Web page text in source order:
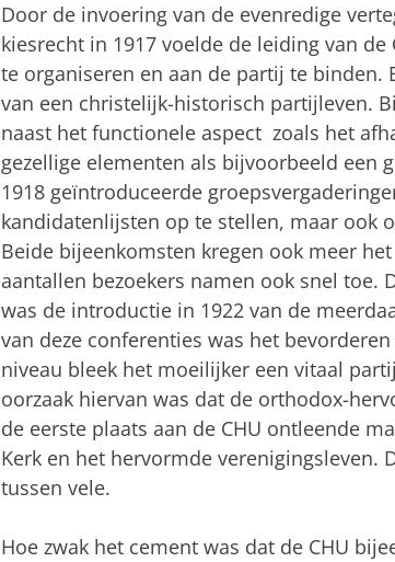
Door de invoering van de evenredige
kiesrecht in 1917 voelde de leiding van de
te organiseren en aan de partij te binden.
van een christelijk-historisch partijleven.
naast het functionele aspect zoals het
gezellige elementen als bijvoorbeeld een
1918 geïntroduceerde
kandidatenlijsten op te stellen, maar ook
Beide bijeenkomsten kregen ook meer
aantallen bezoekers namen ook snel
was de introductie in 1922 van de
van deze conferenties was het
niveau bleek het moeilijker een vitaal
oorzaak hiervan was dat de orthodox-
de eerste plaats aan de CHU ontleende
Kerk en het hervormde verenigingsleven.
tussen vele.
Hoe zwak het cement was dat de CHU